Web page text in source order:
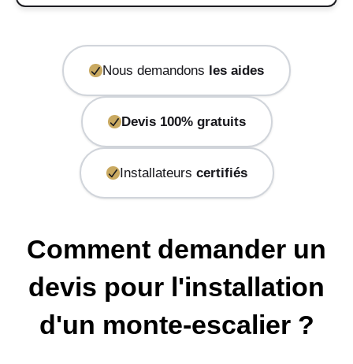
Nous demandons les aides
Devis 100% gratuits
Installateurs certifiés
Comment demander un
devis pour l'installation
d'un monte-escalier ?